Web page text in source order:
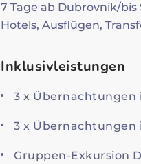
7 Tage ab Dubrovnik/
Hotels, Ausflügen,
Inklusivleistungen
3 x Übernachtungen
3 x Übernachtungen
Gruppen-Exkursion